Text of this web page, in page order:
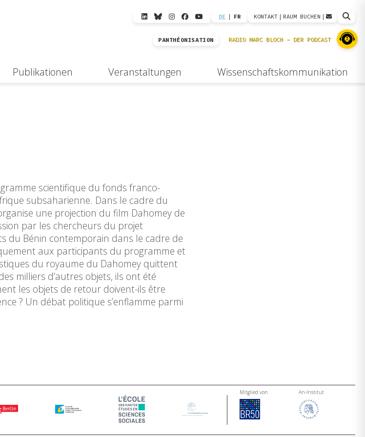
DE | FR KONTAKT | RAUM BUCHEN |
PANTHÉONISATION
Publikationen Veranstaltungen Wissenschaftskommunikation
scientifique du fonds franco-
subsaharienne. Dans le cadre du
une projection du film Dahomey de
par les chercheurs du projet
du Bénin contemporain dans le cadre de
aux participants du programme et
du royaume du Dahomey quittent
milliers d’autres objets, ils ont été
les objets de retour doivent-ils être
? Un débat politique s’enflamme parmi
Mitglied von An-Institut